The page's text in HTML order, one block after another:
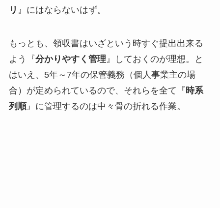
リ 』にはならないはず。
もっとも、領収書はいざという時すぐ提出出来る
よう『分かりやすく管理』しておくのが理想。と
はいえ、5年～7年の保管義務（個人事業主の場
合）が定められているので、それらを全て『時系
列順』に管理するのは中々骨の折れる作業。